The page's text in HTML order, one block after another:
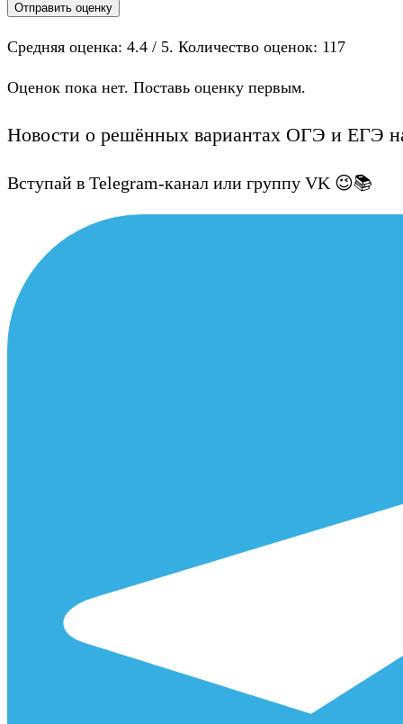
Отправить оценку
Средняя оценка: 4.4 / 5. Количество оценок: 117
Оценок пока нет. Поставь оценку первым.
Новости о решённых вариантах ОГЭ и ЕГЭ
Вступай в Telegram-канал или группу VK 😉📚